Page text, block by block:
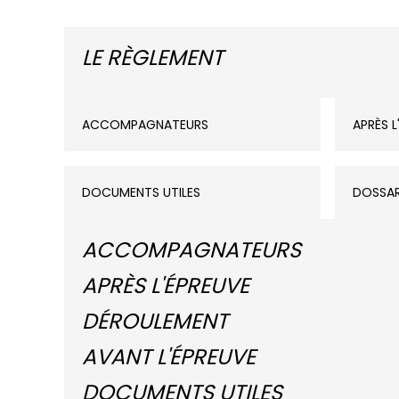
LE RÈGLEMENT
ACCOMPAGNATEURS APRÈS
DOCUMENTS UTILES
ACCOMPAGNATEURS
APRÈS L'ÉPREUVE
DÉROULEMENT
AVANT L'ÉPREUVE
DOCUMENTS UTILES